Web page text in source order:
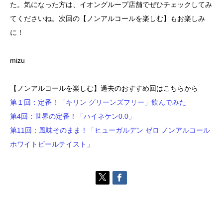
た。気になった方は、イオングループ店舗でぜひチェックしてみ
てくださいね。次回の【ノンアルコールを楽しむ】もお楽しみ
に！
mizu
【ノンアルコールを楽しむ】過去のおすすめ回はこちらから
第１回：定番！「キリン グリーンズフリー」飲んでみた
第4回：世界の定番！「ハイネケン0.0」
第11回：風味そのまま！「ヒューガルデン ゼロ ノンアルコール
ホワイトビールテイスト」